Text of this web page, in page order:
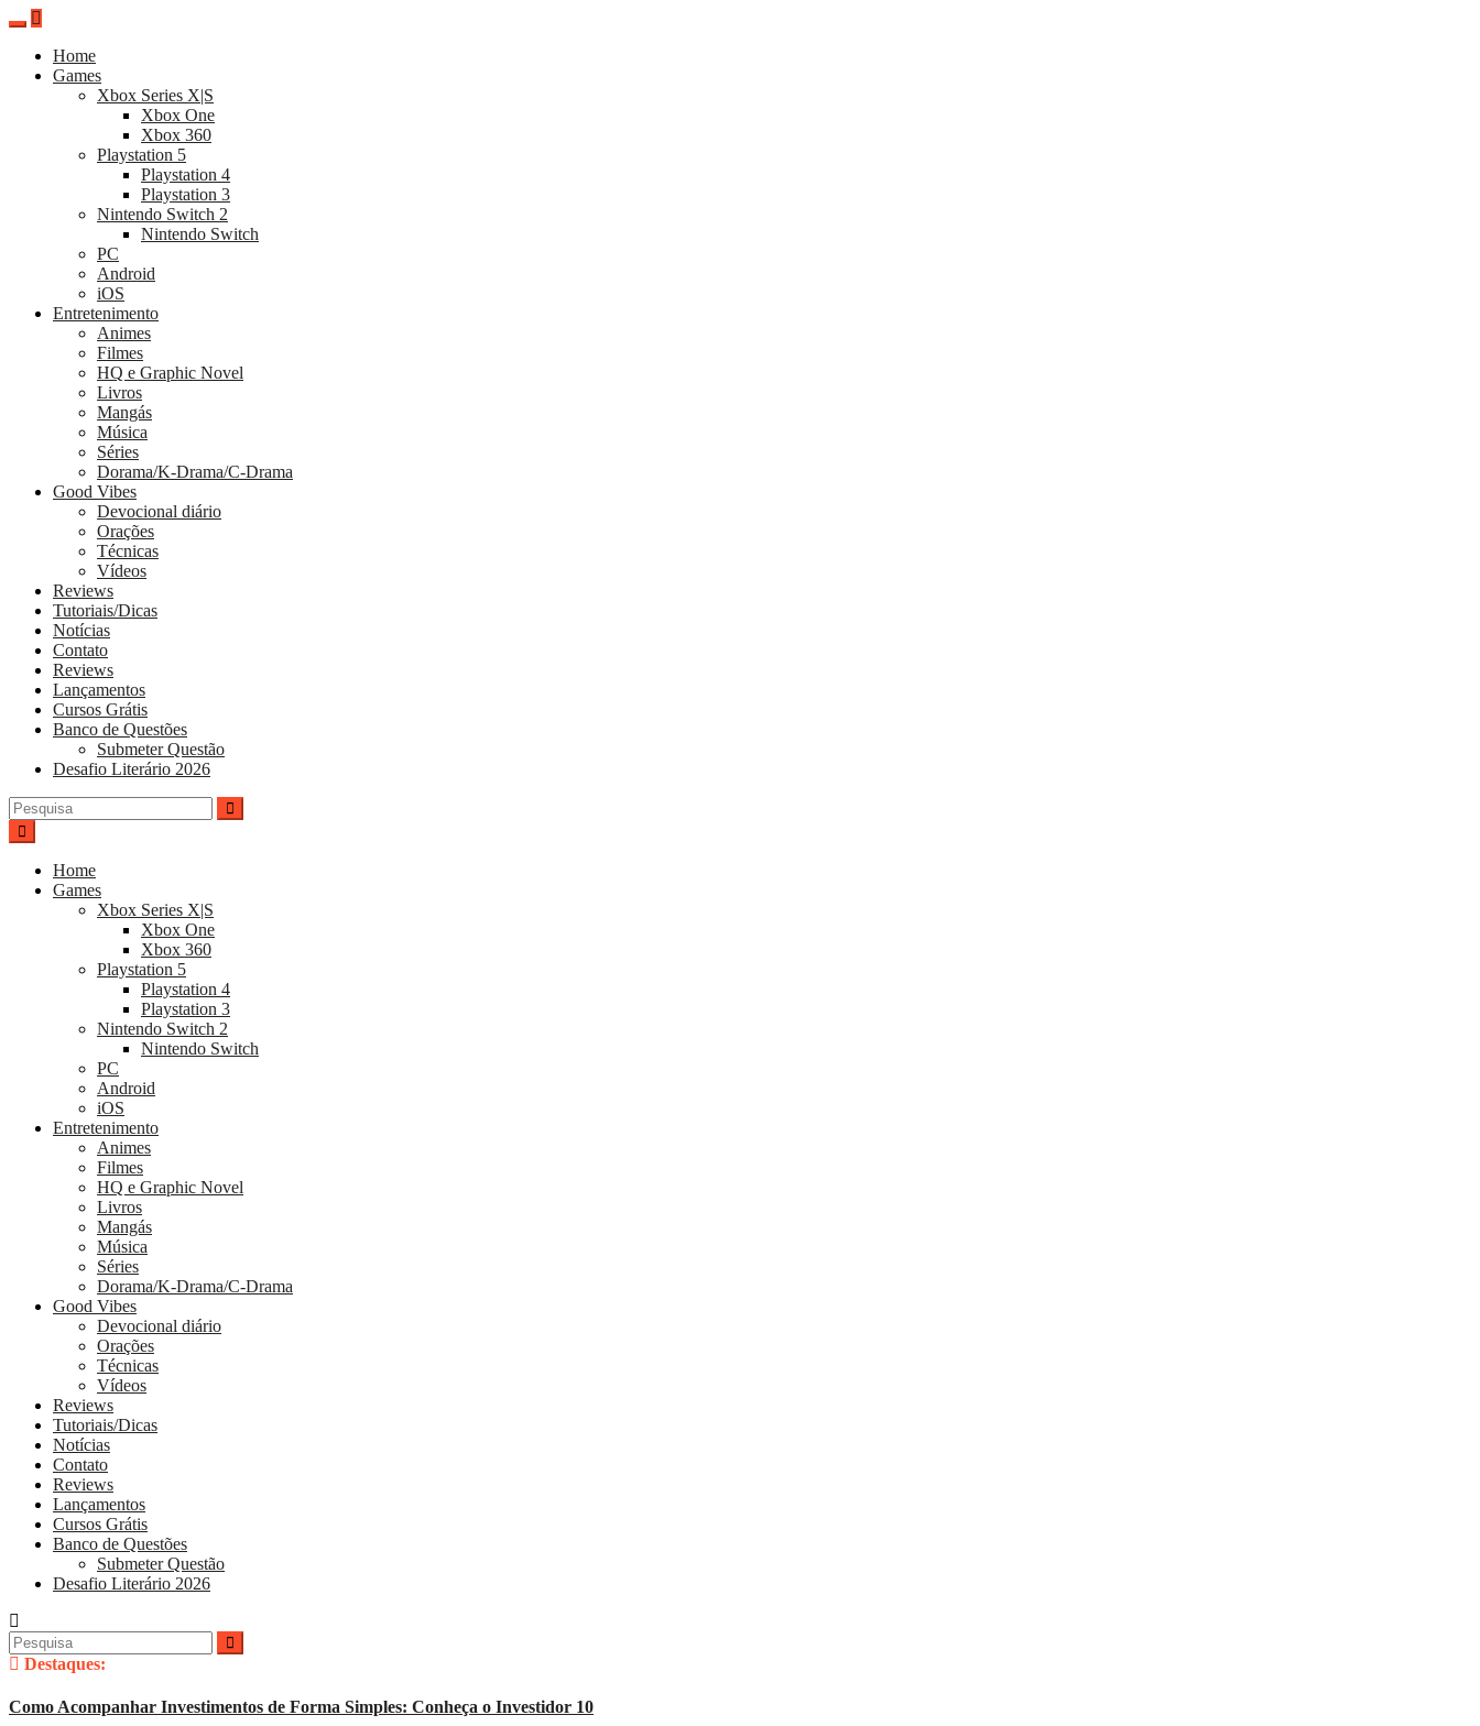
Pular
conteúdo
Home
Games
Xbox Series X|S
Xbox One
Xbox 360
Playstation 5
Playstation 4
Playstation 3
Nintendo Switch 2
Nintendo Switch
PC
Android
iOS
Entretenimento
Animes
Filmes
HQ e Graphic Novel
Livros
Mangás
Música
Séries
Dorama/K-Drama/C-Drama
Good Vibes
Devocional diário
Orações
Técnicas
Vídeos
Reviews
Tutoriais/Dicas
Notícias
Contato
Reviews
Lançamentos
Cursos Grátis
Banco de Questões
Submeter Questão
Desafio Literário 2026
Pesquisar
por:
Home
Games
Xbox Series X|S
Xbox One
Xbox 360
Playstation 5
Playstation 4
Playstation 3
Nintendo Switch 2
Nintendo Switch
PC
Android
iOS
Entretenimento
Animes
Filmes
HQ e Graphic Novel
Livros
Mangás
Música
Séries
Dorama/K-Drama/C-Drama
Good Vibes
Devocional diário
Orações
Técnicas
Vídeos
Reviews
Tutoriais/Dicas
Notícias
Contato
Reviews
Lançamentos
Cursos Grátis
Banco de Questões
Submeter Questão
Desafio Literário 2026
Pesquisar
por:Destaques:
Como Acompanhar Investimentos de Forma Simples: Conheça o Investidor 10